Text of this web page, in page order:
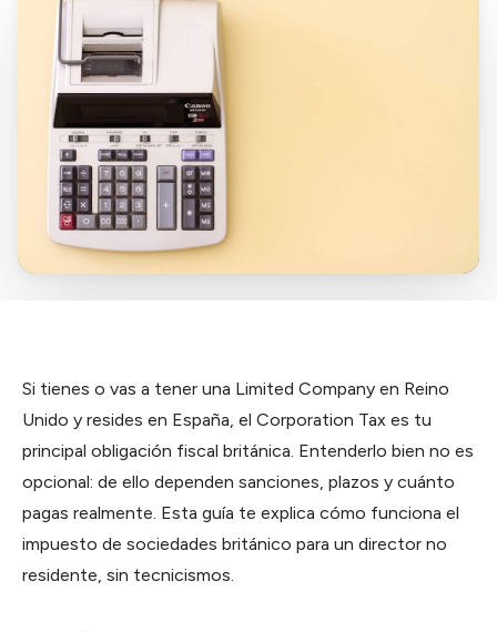
En tu idioma ·
WhatsApp
Impuestos y cuentas
Buzón
Tu correspondencia digital
La app
Gestión desde móvil
Equipos NUEVO
Multi-usuario · permisos finos
AIDEN TOOLS PRONTO
Aiden Tools
Suite completa
Agenda y reservas
Contracts
Si tienes o vas a tener una Limited Company en Reino
Unido y resides en España, el Corporation Tax es tu
principal obligación fiscal británica. Entenderlo bien no es
opcional: de ello dependen sanciones, plazos y cuánto
pagas realmente. Esta guía te explica cómo funciona el
impuesto de sociedades británico para un director no
residente, sin tecnicismos.